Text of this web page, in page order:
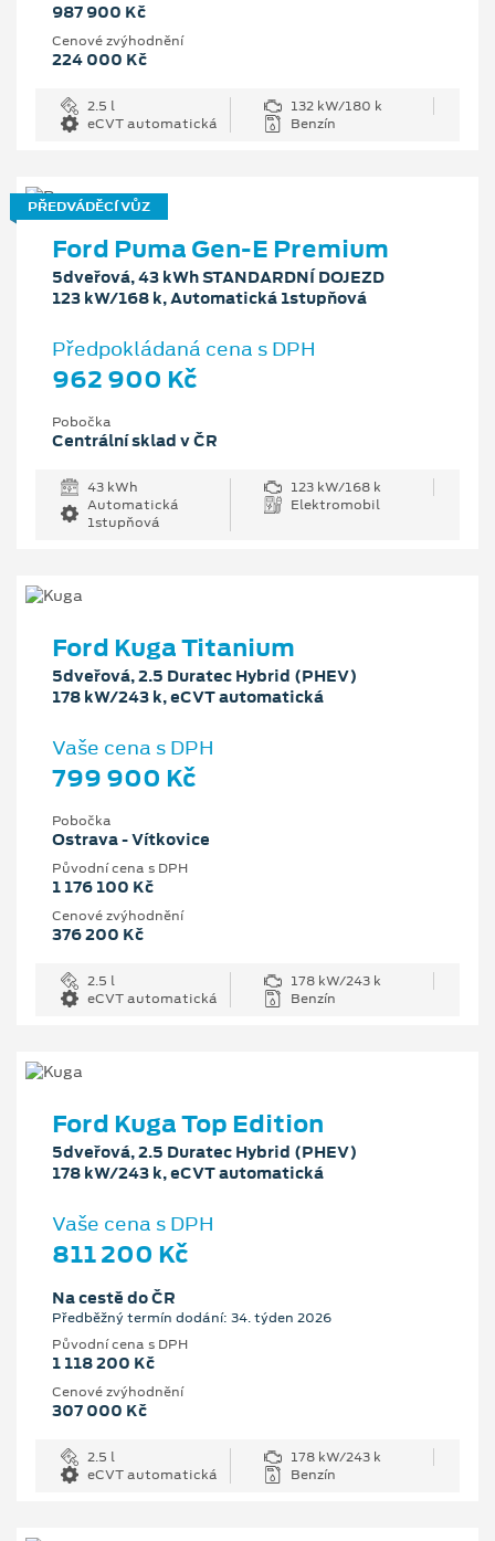
987 900 Kč
Cenové zvýhodnění
224 000 Kč
2.5 l
132 kW/180 k
eCVT automatická
Benzín
PŘEDVÁDĚCÍ VŮZ
Ford Puma Gen-E Premium
5dveřová, 43 kWh STANDARDNÍ DOJEZD
123 kW/168 k, Automatická 1stupňová
Předpokládaná cena s DPH
962 900 Kč
Pobočka
Centrální sklad v ČR
43 kWh
123 kW/168 k
Automatická
1stupňová
Elektromobil
Ford Kuga Titanium
5dveřová, 2.5 Duratec Hybrid (PHEV)
178 kW/243 k, eCVT automatická
Vaše cena s DPH
799 900 Kč
Pobočka
Ostrava - Vítkovice
Původní cena s DPH
1 176 100 Kč
Cenové zvýhodnění
376 200 Kč
2.5 l
178 kW/243 k
eCVT automatická
Benzín
Ford Kuga Top Edition
5dveřová, 2.5 Duratec Hybrid (PHEV)
178 kW/243 k, eCVT automatická
Vaše cena s DPH
811 200 Kč
Na cestě do ČR
Předběžný termín dodání: 34. týden 2026
Původní cena s DPH
1 118 200 Kč
Cenové zvýhodnění
307 000 Kč
2.5 l
178 kW/243 k
eCVT automatická
Benzín